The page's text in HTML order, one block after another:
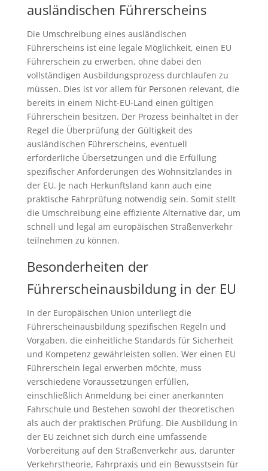
ausländischen Führerscheins
Die Umschreibung eines ausländischen
Führerscheins ist eine legale Möglichkeit, einen EU
Führerschein zu erwerben, ohne dabei den
vollständigen Ausbildungsprozess durchlaufen zu
müssen. Dies ist vor allem für Personen relevant, die
bereits in einem Nicht-EU-Land einen gültigen
Führerschein besitzen. Der Prozess beinhaltet in der
Regel die Überprüfung der Gültigkeit des
ausländischen Führerscheins, eventuell
erforderliche Übersetzungen und die Erfüllung
spezifischer Anforderungen des Wohnsitzlandes in
der EU. Je nach Herkunftsland kann auch eine
praktische Fahrprüfung notwendig sein. Somit stellt
die Umschreibung eine effiziente Alternative dar, um
schnell und legal am europäischen Straßenverkehr
teilnehmen zu können.
Besonderheiten der
Führerscheinausbildung in der EU
In der Europäischen Union unterliegt die
Führerscheinausbildung spezifischen Regeln und
Vorgaben, die einheitliche Standards für Sicherheit
und Kompetenz gewährleisten sollen. Wer einen EU
Führerschein legal erwerben möchte, muss
verschiedene Voraussetzungen erfüllen,
einschließlich Anmeldung bei einer anerkannten
Fahrschule und Bestehen sowohl der theoretischen
als auch der praktischen Prüfung. Die Ausbildung in
der EU zeichnet sich durch eine umfassende
Vorbereitung auf den Straßenverkehr aus, darunter
Verkehrstheorie, Fahrpraxis und ein Bewusstsein für